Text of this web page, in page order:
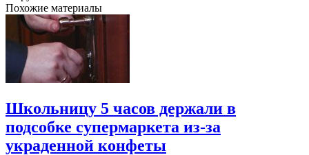
Похожие материалы
Школьницу 5 часов держали в
подсобке супермаркета из-за
украденной конфеты